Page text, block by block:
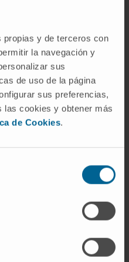
propias y de terceros con
la navegación y
sus
de uso de la página
sus preferencias,
las cookies y obtener más
de Cookies.
impact of
Ikaros
only the protein
progression-free
levels were not
Interestingly, high
free
and not in those
nano-immunoassay
expression of more